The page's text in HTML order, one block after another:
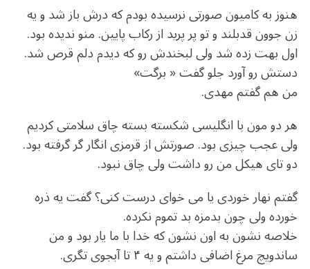
هنوز به کامیون صورتی نرسیده بودم که درش باز شد و یه
زن جوون قدبلند و تو پر پرید از رکاب پایین. منو ندیده بود.
اول بهت زده شد ولی لبخندش رو که دیدم دلم قرص شد.
دستش رو آورد جلو گفت « برگت»
من هم گفتم مهدی.
هر دو مون با انگلیسی شکسته بسته چاق سلامتی کردیم
ولی عجب چیزی بود. صورتش از قرمزی انگار گر گرفته بود.
دو تای هیکل من رو داشت ولی چاق نبود.
گفتم نهار خوردی یا می خوای درست کنی؟ گفت یه ذره
خورده ولی چون بدمزه بد تموم نکرده.
خلاصه نشون به اون نشون که خدا با ما یار بود و من
ساندویچ مرغ اضافی داشتم و یه ۴ تا آبجوی تگری.